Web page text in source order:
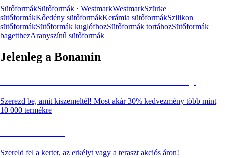
SütőformákSütőformák · WestmarkWestmarkSzürke
sütőformákKőedény sütőformákKerámia sütőformákSzilikon
sütőformákSütőformák kuglófhozSütőformák tortáhozSütőformák
bagetthezAranyszínű sütőformák
Jelenleg a Bonamin
Szerezd be, amit kiszemeltél! Most akár 30% kedvezmény több mint
10 000 termékre
Szereld fel a kertet, az erkélyt vagy a teraszt akciós áron!